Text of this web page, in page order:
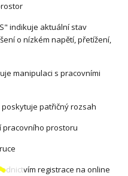
indikuje aktuální stav
o nízkém napětí, přetížení,
manipulaci s pracovními
patřičný rozsah
pracovního prostoru
registrace na online